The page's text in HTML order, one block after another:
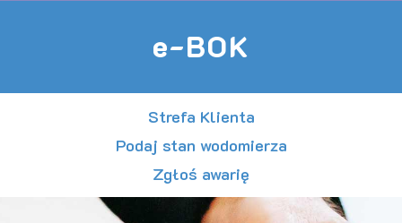
e-BOK
Strefa Klienta
Podaj stan wodomierza
Zgłoś awarię